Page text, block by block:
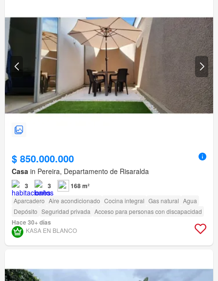
$ 850.000.000
Casa in Pereira, Departamento de Risaralda
3 3 168 m²
Aparcadero Aire acondicionado Cocina integral Gas natural Agua
Depósito Seguridad privada Acceso para personas con discapacidad
Hace 30+ días
KASA EN BLANCO